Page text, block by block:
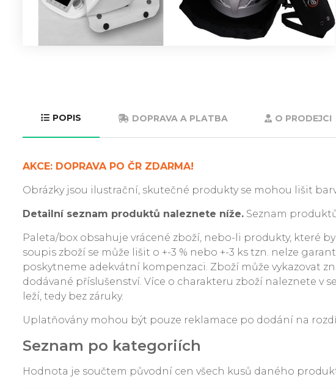
POPIS DOPRAVA A PLATBA O PRODEJCI
AKCE: DOPRAVA PO ČR ZDARMA!
Obrázky jsou ilustrační, skutečné produkty se mohou lišit
Detailní seznam produktů naleznete níže. Seznam produktů
Paleta/box obsahuje vrácené zboží, nebo-li produkty, které
soupis zboží se může lišit o +-3 % nebo +-3 ks tzn. nelze
poskytneme adekvátní kompenzaci. Zboží může vykazovat
dodávané příslušenství. Více o charakteru zboží naleznete v
leží, tedy bez záruky.
Uplatňovány mohou být pouze reklamace po dodání na
Seznam po kategoriích
Hodnota je součtem původní cen všech kusů daného